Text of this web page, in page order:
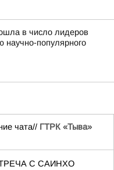
в число лидеров
научно-популярного
чата// ГТРК «Тыва»
С САИНХО